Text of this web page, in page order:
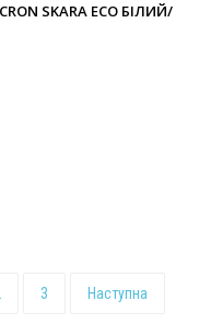
SKARA ECO БІЛИЙ/
3 Наступна